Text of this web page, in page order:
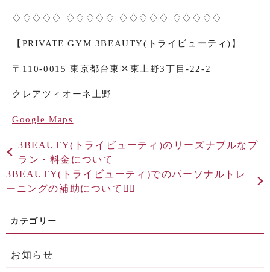
♢♢♢♢♢ ♢♢♢♢♢ ♢♢♢♢♢ ♢♢♢♢♢
【PRIVATE GYM 3BEAUTY(トライビューティ)】
〒110-0015 東京都台東区東上野3丁目-22-2
クレアツィオーネ上野
Google Maps
3BEAUTY(トライビューティ)のリーズナブルなプ
ラン・料金について
3BEAUTY(トライビューティ)でのパーソナルトレ
ーニングの補助について🏋️‍♂️
お知らせ